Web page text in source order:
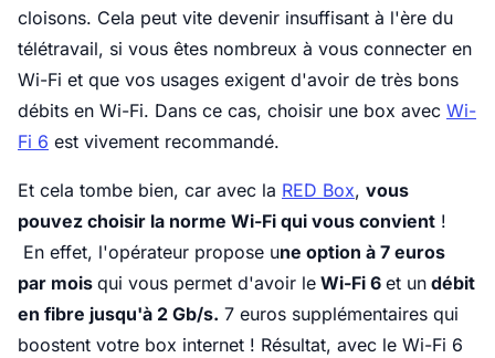
cloisons. Cela peut vite devenir insuffisant à l'ère du
télétravail, si vous êtes nombreux à vous connecter en
Wi-Fi et que vos usages exigent d'avoir de très bons
débits en Wi-Fi. Dans ce cas, choisir une box avec Wi-
Fi 6 est vivement recommandé.
Et cela tombe bien, car avec la RED Box, vous
pouvez choisir la norme Wi-Fi qui vous convient !
En effet, l'opérateur propose une option à 7 euros
par mois qui vous permet d'avoir le Wi-Fi 6 et un débit
en fibre jusqu'à 2 Gb/s. 7 euros supplémentaires qui
boostent votre box internet ! Résultat, avec le Wi-Fi 6